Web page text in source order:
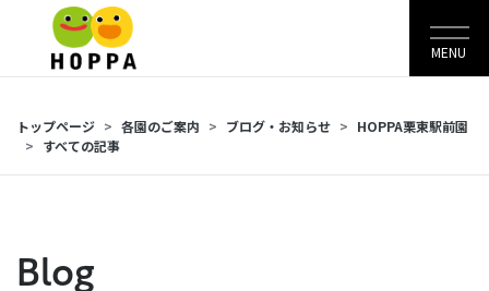
MENU
トップページ 各園のご案内 ブログ・お知らせ
HOPPA栗東駅前園
すべての記事
Blog